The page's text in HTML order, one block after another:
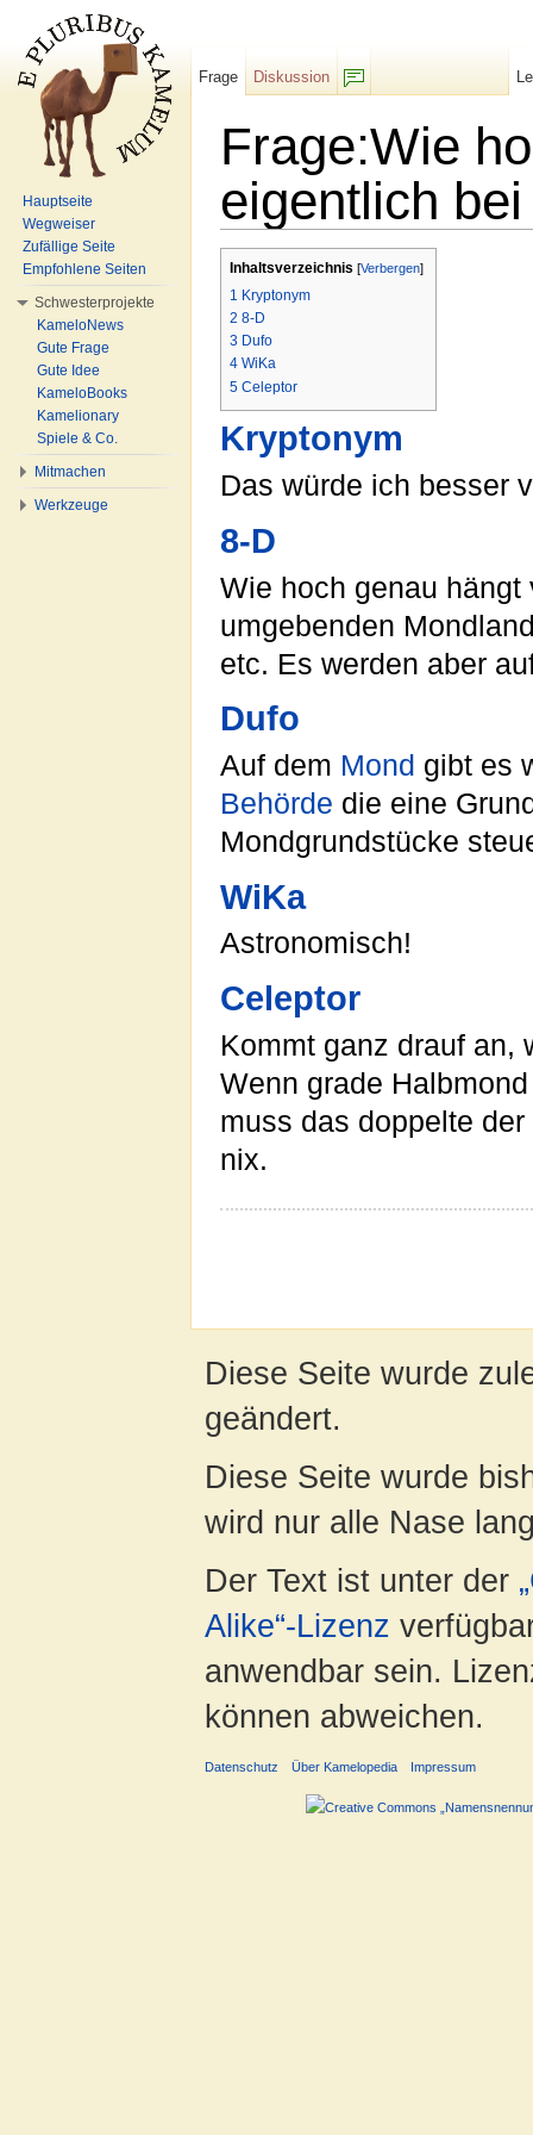
Frage:Wie
eigentlich
Inhaltsverzeichnis [Verbergen]
1 Kryptonym
2 8-D
3 Dufo
4 WiKa
5 Celeptor
Kryptonym
Das würde ich besser
8-D
Wie hoch genau
umgebenden
etc. Es werden aber
Dufo
Auf dem Mond gibt es
Behörde die eine
Mondgrundstücke
WiKa
Astronomisch!
Celeptor
Kommt ganz drauf an,
Wenn grade
muss das doppelte
nix.
Frage
Diskussion
Hauptseite
Wegweiser
Zufällige Seite
Empfohlene Seiten
Schwesterprojekte
KameloNews
Gute Frage
Gute Idee
KameloBooks
Kamelionary
Spiele & Co.
Mitmachen
Werkzeuge
Diese Seite wurde
geändert.
Diese Seite wurde
wird nur alle Nase
Der Text ist unter der
Alike“-Lizenz
anwendbar sein.
können abweichen.
Datenschutz Über Kamelopedia Impressum